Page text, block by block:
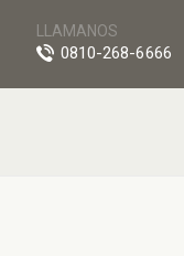
LLAMANOS
0810-268-6666